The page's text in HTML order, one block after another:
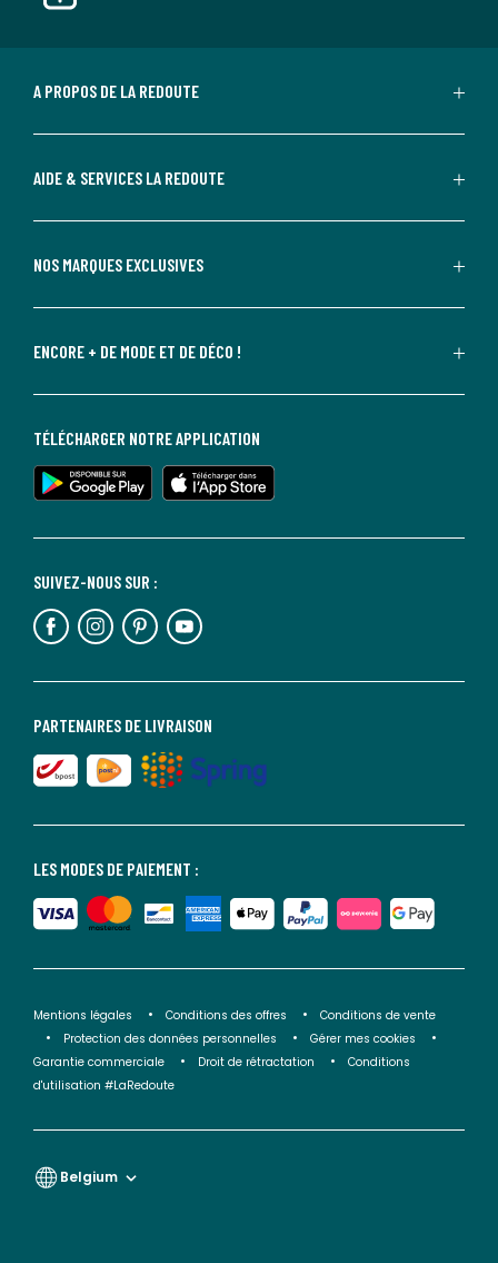
A PROPOS DE LA REDOUTE
AIDE & SERVICES LA REDOUTE
NOS MARQUES EXCLUSIVES
ENCORE + DE MODE ET DE DÉCO !
LES MODES DE PAIEMENT :
PARTENAIRES DE LIVRAISON
SUIVEZ-NOUS SUR :
TÉLÉCHARGER NOTRE APPLICATION
Mentions légales Conditions des offres
Conditions de vente
Protection des données personnelles
Gérer mes cookies
Garantie commerciale
Droit de rétractation
Conditions
d'utilisation #LaRedoute
Belgium